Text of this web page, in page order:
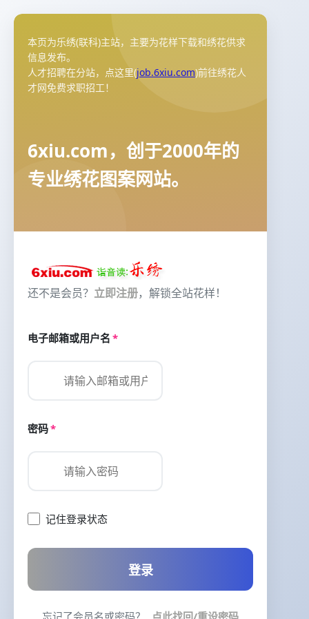
本页为乐绣(联科)主站，主要为花样下载和绣花供求
信息发布。
人才招聘在分站，点这里(job.6xiu.com)前往绣花人
才网免费求职招工！
6xiu.com，创于2000年的
专业绣花图案网站。
还不是会员？ 立即注册，解锁全站花样！
电子邮箱或用户名 *
密码*
记住登录状态
登录
忘记了会员名或密码？ 点此找回/重设密码